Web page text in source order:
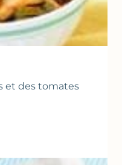
et des tomates